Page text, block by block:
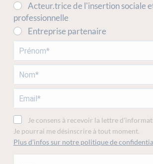
Acteur.trice de l'insertion sociale
professionnelle
Entreprise partenaire
Je consens à recevoir la lettre
Je pourrai me désinscrire à tout moment.
Plus d’infos sur notre politique de